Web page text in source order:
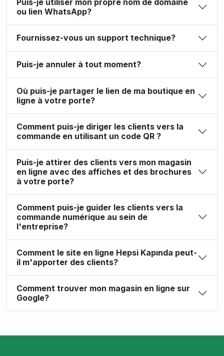
ou lien WhatsApp?
Fournissez-vous un support technique?
Puis-je annuler à tout moment?
Où puis-je partager le lien de ma boutique en
ligne à votre porte?
Comment puis-je diriger les clients vers la
commande en utilisant un code QR ?
Puis-je attirer des clients vers mon magasin
en ligne avec des affiches et des brochures
à votre porte?
Comment puis-je guider les clients vers la
commande numérique au sein de
l'entreprise?
Comment le site en ligne Hepsi Kapında peut-
il m'apporter des clients?
Comment trouver mon magasin en ligne sur
Google?